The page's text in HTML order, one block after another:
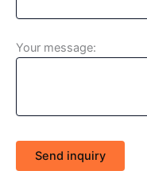
Your message:
Send inquiry